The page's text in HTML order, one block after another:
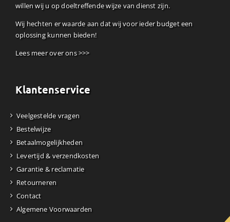
willen wij u op doeltreffende wijze van dienst zijn.
Wij hechten er waarde aan dat wij voor ieder budget een
oplossing kunnen bieden!
Lees meer over ons >>>
Klantenservice
Veelgestelde vragen
Bestelwijze
Betaalmogelijkheden
Levertijd & verzendkosten
Garantie & reclamatie
Retourneren
Contact
Algemene Voorwaarden